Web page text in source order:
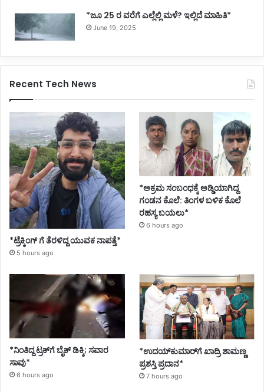
*ಜೂ 25 ರ ವರೆಗೆ ಎಲ್ಲೆಲ್ಲಿ ಮಳೆ? ಇಲ್ಲಿದೆ ಮಾಹಿತಿ*
June 19, 2025
Recent Tech News
*ಟ್ರೆಕ್ಕಿಂಗ್ ಗೆ ತೆರಳಿದ್ದ ಯುವಕ ನಾಪತ್ತೆ*
5 hours ago
*ಅಕ್ರಮ ಸಂಬಂಧಕ್ಕೆ ಅಡ್ಡಿಯಾಗಿದ್ದ
ಗಂಡನ ಕೊಲೆ: ತಿಂಗಳ ಬಳಿಕ ಕೊಲೆ
ರಹಸ್ಯ ಬಯಲು*
6 hours ago
*ನಿಂತಿದ್ದ ಟ್ರಕ್‌ಗೆ ಬೈಕ್ ಡಿಕ್ಕಿ; ಸವಾರ
ಸಾವು*
6 hours ago
*ಉದಯ್‌ಕುಮಾರ್‌ಗೆ ಖಾದ್ರಿ ಶಾಮಣ್ಣ
ಪ್ರಶಸ್ತಿ ಪ್ರದಾನ*
7 hours ago